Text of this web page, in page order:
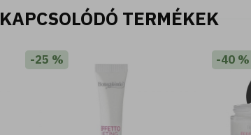
KAPCSOLÓDÓ TERMÉKEK
-25 % -40 %